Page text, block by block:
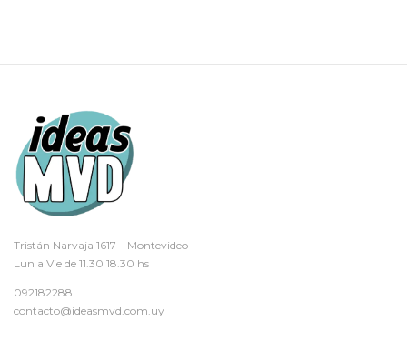
Tristán Narvaja 1617 – Montevideo
Lun a Vie de 11.30 18.30 hs
092182288
contacto@ideasmvd.com.uy